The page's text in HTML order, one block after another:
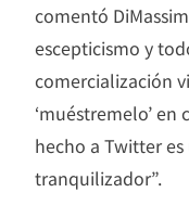
comentó
escepticismo y
comercialización
‘muéstremelo’
hecho a Twitter
tranquilizador”.